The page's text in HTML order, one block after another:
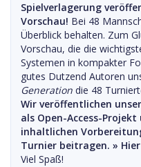
Spielverlagerung
Vorschau! Bei 48
Überblick behalten. Zum
Vorschau, die die
Systemen in kompakter
gutes Dutzend Autoren
Generation die 48
Wir veröffentlichen
als Open-Access-
inhaltlichen
Turnier beitragen. »
Viel Spaß!